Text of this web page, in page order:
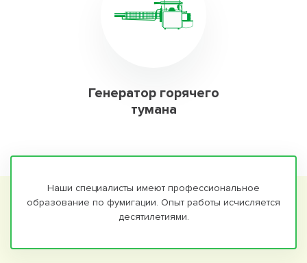
Генератор горячего
тумана
Наши специалисты имеют профессиональное
образование по фумигации. Опыт работы исчисляется
десятилетиями.